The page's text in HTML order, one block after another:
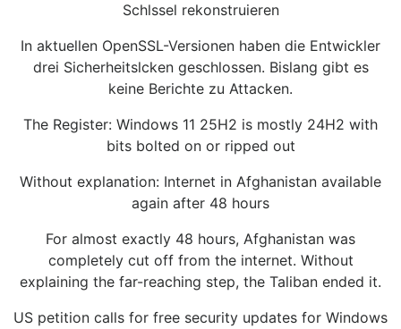
Schlssel rekonstruieren
In aktuellen OpenSSL-Versionen haben die Entwickler
drei Sicherheitslcken geschlossen. Bislang gibt es
keine Berichte zu Attacken.
The Register: Windows 11 25H2 is mostly 24H2 with
bits bolted on or ripped out
Without explanation: Internet in Afghanistan available
again after 48 hours
For almost exactly 48 hours, Afghanistan was
completely cut off from the internet. Without
explaining the far-reaching step, the Taliban ended it.
US petition calls for free security updates for Windows